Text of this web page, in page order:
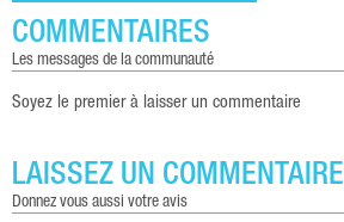
COMMENTAIRES
les messages de la communauté
Soyez le premier à laisser un commentaire
LAISSEZ UN COMMENTAIRE
donnez vous aussi votre avis